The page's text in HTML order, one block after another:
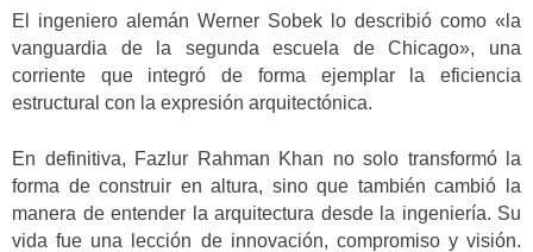
El ingeniero alemán Werner Sobek lo describió como «la
vanguardia de la segunda escuela de Chicago», una
corriente que integró de forma ejemplar la eficiencia
estructural con la expresión arquitectónica.
En definitiva, Fazlur Rahman Khan no solo transformó la
forma de construir en altura, sino que también cambió la
manera de entender la arquitectura desde la ingeniería. Su
vida fue una lección de innovación, compromiso y visión.